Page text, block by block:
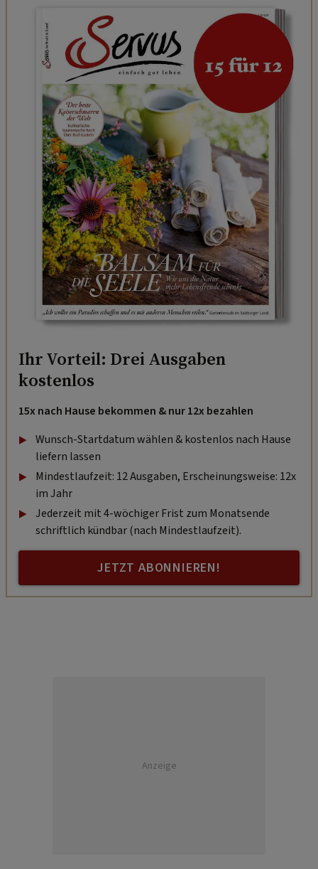
Ihr Vorteil: Drei Ausgaben
kostenlos
15x nach Hause bekommen & nur 12x bezahlen
Wunsch-Startdatum wählen & kostenlos nach Hause
liefern lassen
Mindestlaufzeit: 12 Ausgaben, Erscheinungsweise: 12x
im Jahr
Jederzeit mit 4-wöchiger Frist zum Monatsende
schriftlich kündbar (nach Mindestlaufzeit).
JETZT ABONNIEREN!
Anzeige